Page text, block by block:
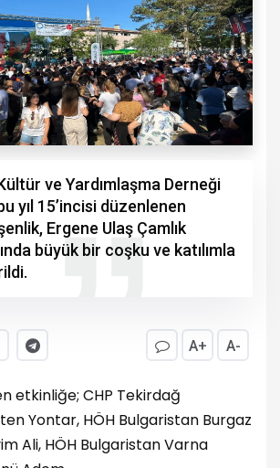
ve Yardımlaşma Derneği
yıl 15’incisi düzenlenen
Ergene Ulaş Çamlık
büyük bir coşku ve katılımla
A+ A-
etkinliğe; CHP Tekirdağ
Yontar, HÖH Bulgaristan Burgaz
Ali, HÖH Bulgaristan Varna